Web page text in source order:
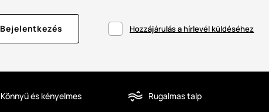
Bejelentkezés Hozzájárulás a hírlevél küldéséhez
Könnyű és kényelmes Rugalmas talp